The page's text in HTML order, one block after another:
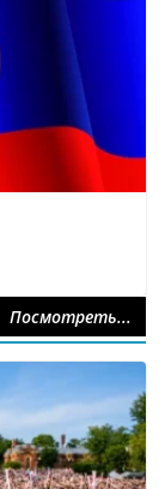
Посмотреть...